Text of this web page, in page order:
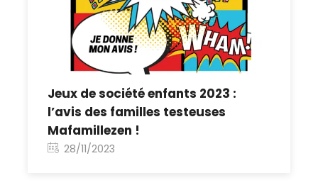
Jeux de société enfants 2023 :
l’avis des familles testeuses
Mafamillezen !
28/11/2023